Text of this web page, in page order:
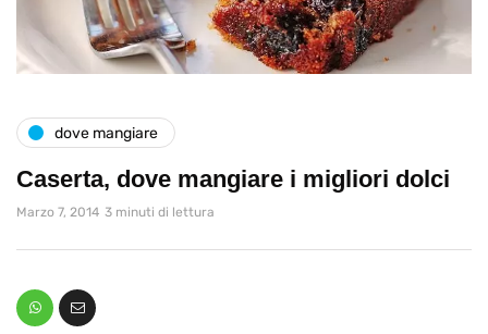
dove mangiare
Caserta, dove mangiare i migliori dolci
Marzo 7, 2014 3 minuti di lettura